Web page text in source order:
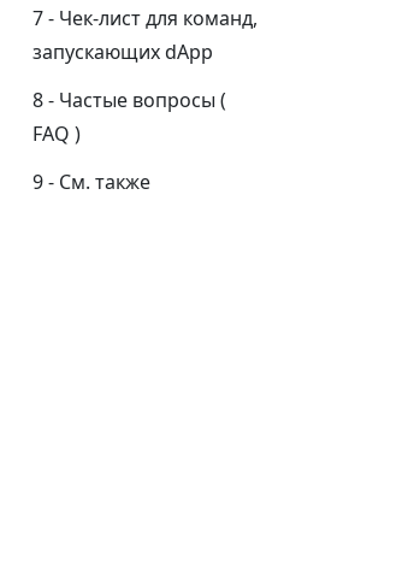
Чек-лист для команд,
запускающих dApp
Частые вопросы (
FAQ )
См. также